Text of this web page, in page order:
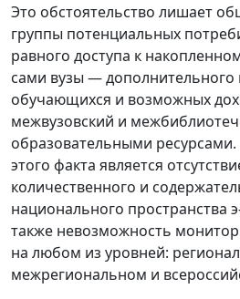
Это обстоятельство лишает
группы потенциальных
равного доступа к
сами вузы — дополнительного
обучающихся и возможных
межвузовский и
образовательными
этого факта является
количественного и
национального пространства
также невозможность
на любом из уровней:
межрегиональном и